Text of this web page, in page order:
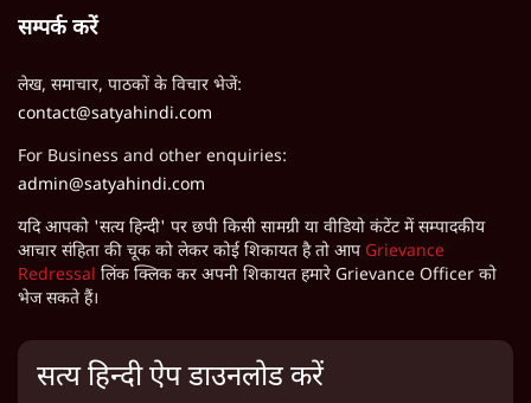
सम्पर्क करें
लेख, समाचार, पाठकों के विचार भेजें:
contact@satyahindi.com
For Business and other enquiries:
admin@satyahindi.com
यदि आपको 'सत्य हिन्दी' पर छपी किसी सामग्री या वीडियो कंटेंट में सम्पादकीय
आचार संहिता की चूक को लेकर कोई शिकायत है तो आप Grievance
Redressal लिंक क्लिक कर अपनी शिकायत हमारे Grievance Officer को
भेज सकते हैं।
सत्य हिन्दी ऐप डाउनलोड करें